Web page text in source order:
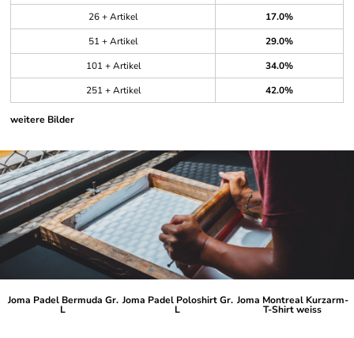
26 + Artikel
17.0%
51 + Artikel
29.0%
101 + Artikel
34.0%
251 + Artikel
42.0%
weitere Bilder
Joma Padel Bermuda Gr.
L
Joma Padel Poloshirt Gr.
L
Joma Montreal Kurzarm-
T-Shirt weiss